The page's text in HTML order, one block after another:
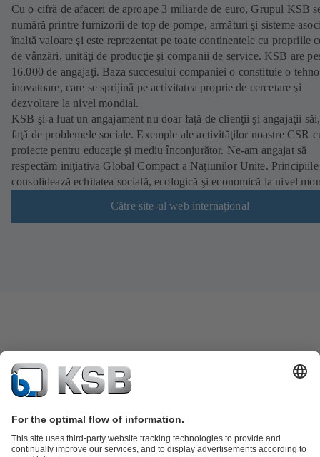
Cu o cifră de afaceri de aproape 3 miliarde de euro, Grupul KSB
numără printre furnizorii de top de pompe, armături şi sisteme
înaltă valoare şi este reprezentat pe toate continentele cu propriile
de vânzări, unităţi de producţie şi companii de service. KSB are
16.000 de angajaţi. Baza succesului companiei o constituie o
inovatoare, care se sprijină pe activitatea proprie de cercetare şi
dezvoltare la nivel mondial.
KSB şi-a luat un angajament nu doar faţă de clienţii şi angajaţii
faţă de problemele sociale. Exemple ale activităţilor noastre CSR
proiecte pentru educaţie şi mediu înconjurător. Ne-am angajat să
respectăm iniţiativa Global Compact a Naţiunilor Unite. Principiile
consolidează echitatea socială, ecologică şi economică la nivel
Către site-ul web internaţional